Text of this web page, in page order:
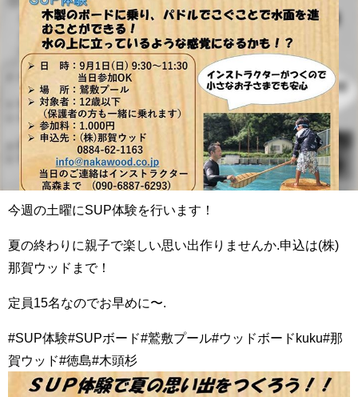
今週の土曜にSUP体験を行います！
夏の終わりに親子で楽しい思い出作りませんか.申込は(株)
那賀ウッドまで！
定員15名なのでお早めに〜.
#SUP体験#SUPボード#鷲敷プール#ウッドボードkuku#那
賀ウッド#徳島#木頭杉